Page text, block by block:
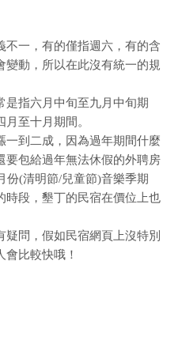
不一，有的僅指週六，有的含
動，所以在此沒有統一的規
是指六月中旬至九月中旬期
至十月期間。
一到二成，因為過年期間什麼
要包給過年無法休假的外聘房
份(清明節/兒童節)音樂季期
時段，墾丁的民宿在價位上也
問，假如民宿網頁上沒特別
比較快哦！